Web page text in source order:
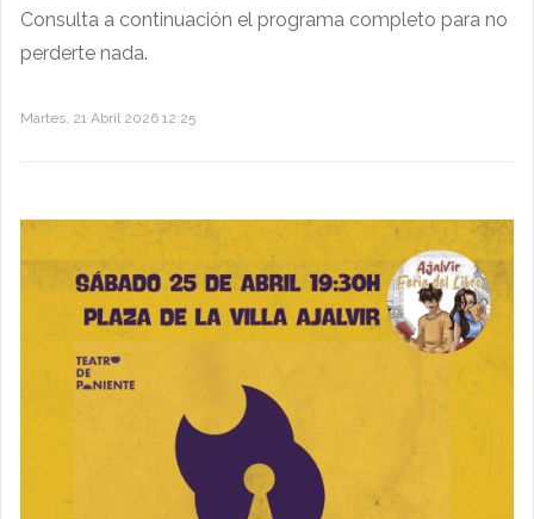
Consulta a continuación el programa completo para no
perderte nada.
Martes, 21 Abril 2026 12:25